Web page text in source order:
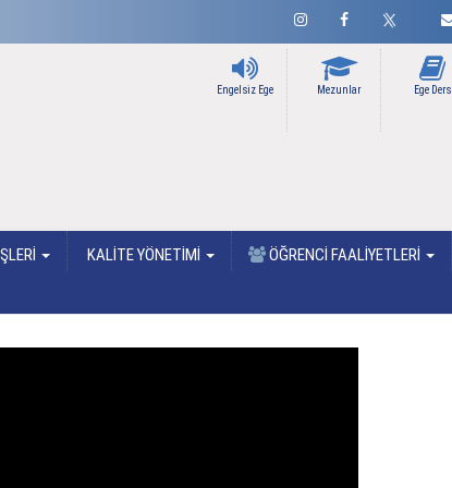
Ege Ders
Mezunlar
Engelsiz Ege
KALİTE YÖNETİMİ ÖĞRENCİ FAALİYETLERİ